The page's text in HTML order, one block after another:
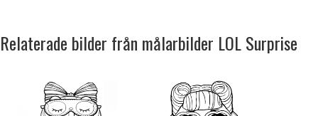
Relaterade bilder från målarbilder LOL Surprise